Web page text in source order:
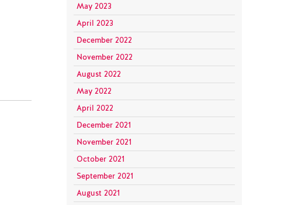
May 2023
April 2023
December 2022
November 2022
August 2022
May 2022
April 2022
December 2021
November 2021
October 2021
September 2021
August 2021